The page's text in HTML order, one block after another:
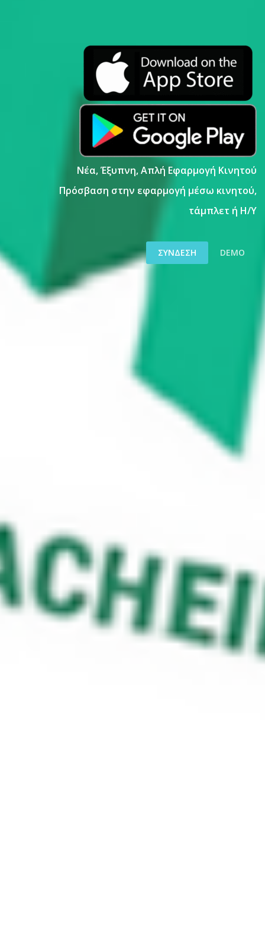
Νέα, Έξυπνη, Απλή Εφαρμογή Κινητού
Πρόσβαση στην εφαρμογή μέσω κινητού,
τάμπλετ ή Η/Υ
ΣΎΝΔΕΣΗ DEMO